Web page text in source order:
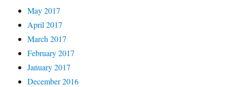
May 2017
April 2017
March 2017
February 2017
January 2017
December 2016